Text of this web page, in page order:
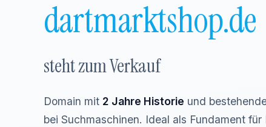
dartmarktshop.de
steht zum Verkauf
Domain mit 2 Jahre Historie und
bei Suchmaschinen. Ideal als Fundament